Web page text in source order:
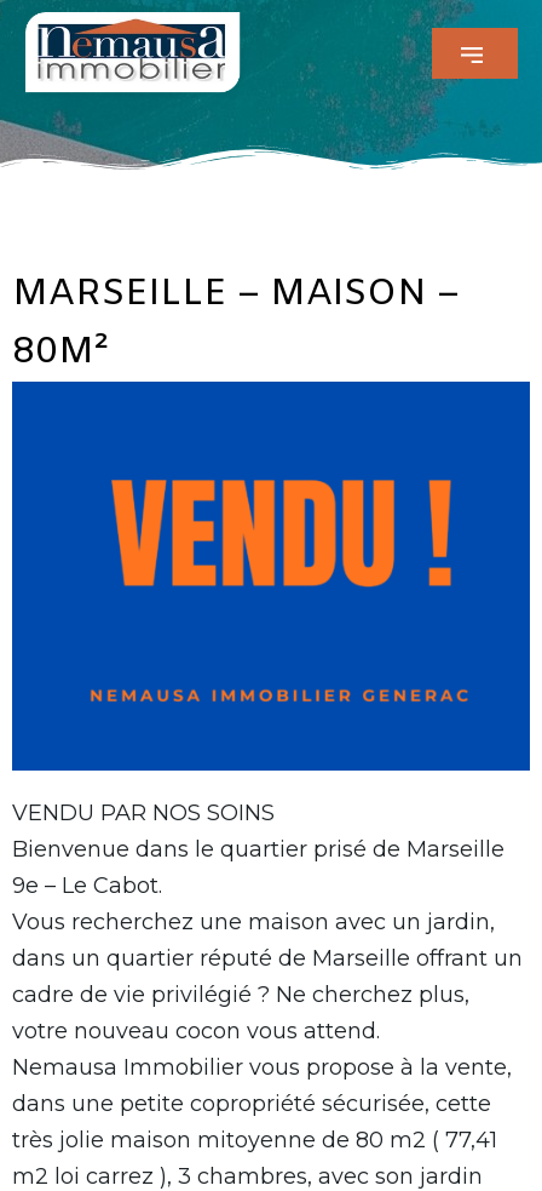
MARSEILLE – MAISON –
80M²
VENDU PAR NOS SOINS
Bienvenue dans le quartier prisé de Marseille
9e – Le Cabot.
Vous recherchez une maison avec un jardin,
dans un quartier réputé de Marseille offrant un
cadre de vie privilégié ? Ne cherchez plus,
votre nouveau cocon vous attend.
Nemausa Immobilier vous propose à la vente,
dans une petite copropriété sécurisée, cette
très jolie maison mitoyenne de 80 m2 ( 77,41
m2 loi carrez ), 3 chambres, avec son jardin